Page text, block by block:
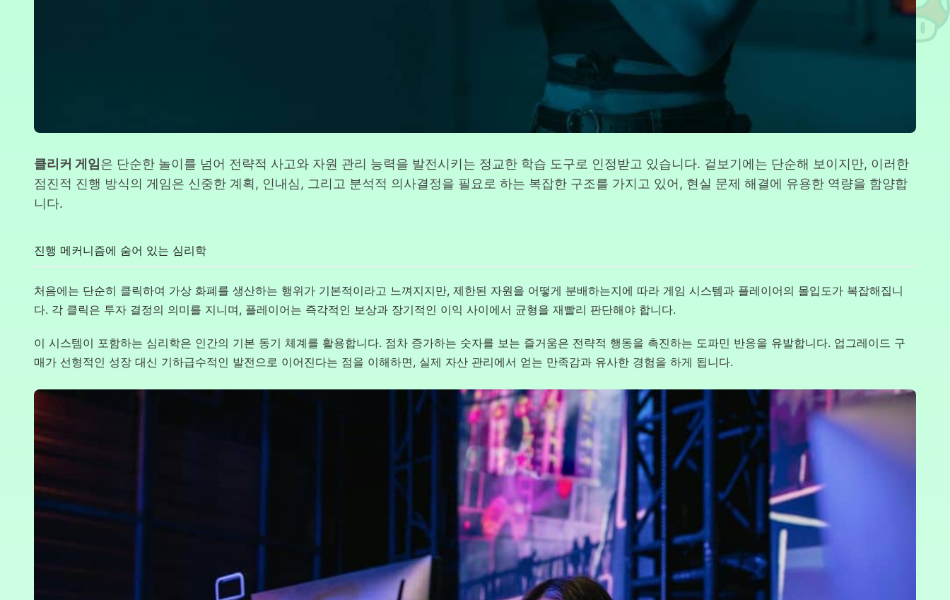
클리커 게임 은 단순한 놀이를 넘어 전략적 사고와 자원 관리 능력을 발전시키는 정교한 학습 도구로 인정받고 있습니다. 겉보기에는 단순해 보이지만, 이러한
점진적 진행 방식의 게임은 신중한 계획, 인내심, 그리고 분석적 의사결정을 필요로 하는 복잡한 구조를 가지고 있어, 현실 문제 해결에 유용한 역량을 함양합
니다.
진행 메커니즘에 숨어 있는 심리학
처음에는 단순히 클릭하여 가상 화폐를 생산하는 행위가 기본적이라고 느껴지지만, 제한된 자원을 어떻게 분배하는지에 따라 게임 시스템과 플레이어의 몰입도가 복잡해집니
다. 각 클릭은 투자 결정의 의미를 지니며, 플레이어는 즉각적인 보상과 장기적인 이익 사이에서 균형을 재빨리 판단해야 합니다.
이 시스템이 포함하는 심리학은 인간의 기본 동기 체계를 활용합니다. 점차 증가하는 숫자를 보는 즐거움은 전략적 행동을 촉진하는 도파민 반응을 유발합니다. 업그레이드 구
매가 선형적인 성장 대신 기하급수적인 발전으로 이어진다는 점을 이해하면, 실제 자산 관리에서 얻는 만족감과 유사한 경험을 하게 됩니다.